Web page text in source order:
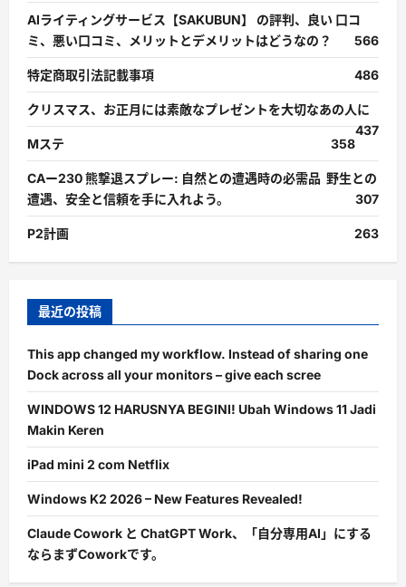
AIライティングサービス【SAKUBUN】 の評判、良い 口コ
ミ、悪い口コミ、メリットとデメリットはどうなの？
566
特定商取引法記載事項 486
クリスマス、お正月には素敵なプレゼントを大切なあの人に
437
Mステ
358
CAー230 熊撃退スプレー: 自然との遭遇時の必需品 野生との
遭遇、安全と信頼を手に入れよう。
307
P2計画 263
最近の投稿
This app changed my workflow. Instead of sharing one
Dock across all your monitors – give each scree
WINDOWS 12 HARUSNYA BEGINI! Ubah Windows 11 Jadi
Makin Keren
iPad mini 2 com Netflix
Windows K2 2026 – New Features Revealed!
Claude Cowork と ChatGPT Work、「自分専用AI」にする
ならまずCoworkです。